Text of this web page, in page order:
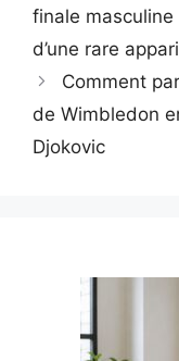
finale
d’une rare
Comment
de Wimbledon
Djokovic